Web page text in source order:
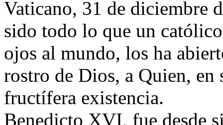
Vaticano, 31 de diciembre
sido todo lo que un
ojos al mundo, los ha
rostro de Dios, a Quien, en
fructífera existencia.
Benedicto XVI, fue desde